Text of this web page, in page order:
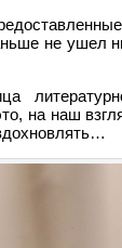
не ушел
на наш